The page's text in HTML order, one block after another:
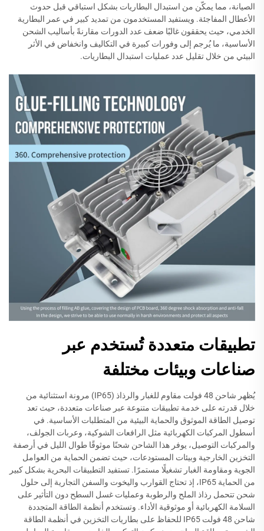
الصيانة، مما يمكّن من استبدال البطاريات بشكل استباقي قبل حدوث
الأعطال المفاجئة. ويستفيد المستخدمون من تمديد كبير في عمر البطارية
الخدمي، حيث يحققون غالبًا ضعف عدد الدورات مقارنةً بأساليب الشحن
الأساسية، ما يُرجم إلى وفورات كبيرة في التكاليف وانخفاض في الأثر
البيئي من خلال تقليل عدد عمليات استبدال البطاريات.
تطبيقات متعددة تُستخدم عبر
صناعات وبيئات مختلفة
يُظهر شاحن 48 فولت مقاوم للغبار والرذاذ (IP65) مرونة استثنائية من
خلال قدرته على خدمة تطبيقات متنوعة عبر صناعات متعددة، حيث تعد
توصيل الطاقة الموثوق والحماية البيئية من المتطلبات الأساسية. في
أسطول المركبات الكهربائية مثل الرافعات الشوكية، وعربات الجولف،
والمركبات التوصيل، يوفر هذا الشاحن شحنًا موثوقًا طوال الليل في أرصفة
التخزين الخارجية وبيئات المستودعات، حيث تضمن الحماية من العوامل
الجوية ومقاومة الغبار تشغيلًا مستمرًا. تستفيد التطبيقات البحرية بشكل كبير
من الحماية IP65، إذ تحتاج القوارب واليخوت والسفن التجارية إلى حلول
شحن تتحمل رذاذ الملح والرطوبة وعمليات غسل السطح دون التأثير على
السلامة الكهربائية أو موثوقية الأداء. وتستخدم أنظمة الطاقة المتجددة
شاحن 48 فولت IP65 للحفاظ على بطاريات التخزين في أنظمة الطاقة